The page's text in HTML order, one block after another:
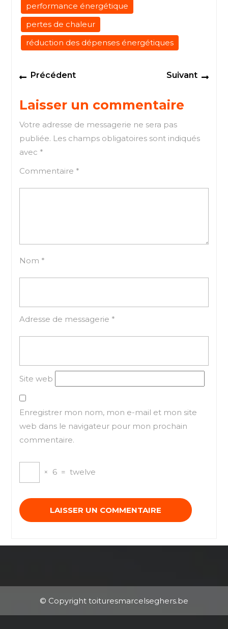
performance énergétique
pertes de chaleur
réduction des dépenses énergétiques
Navigation
de
l’article
PrécédentPrevious
Suivant
Laisser un commentaire
Votre adresse de messagerie ne sera pas
publiée. Les champs obligatoires sont indiqués
avec *
Commentaire *
Nom *
Adresse de messagerie *
Site web
Enregistrer mon nom, mon e-mail et mon site
web dans le navigateur pour mon prochain
commentaire.
× 6 = twelve
© Copyright toituresmarcelseghers.be